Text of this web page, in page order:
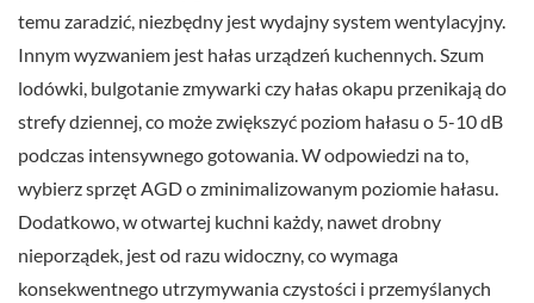
temu zaradzić, niezbędny jest wydajny system wentylacyjny.
Innym wyzwaniem jest hałas urządzeń kuchennych. Szum
lodówki, bulgotanie zmywarki czy hałas okapu przenikają do
strefy dziennej, co może zwiększyć poziom hałasu o 5-10 dB
podczas intensywnego gotowania. W odpowiedzi na to,
wybierz sprzęt AGD o zminimalizowanym poziomie hałasu.
Dodatkowo, w otwartej kuchni każdy, nawet drobny
nieporządek, jest od razu widoczny, co wymaga
konsekwentnego utrzymywania czystości i przemyślanych